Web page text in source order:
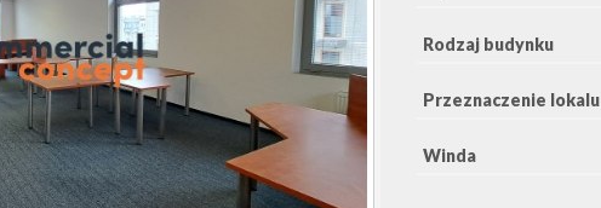
Rodzaj budynku
Przeznaczenie lokalu
Winda